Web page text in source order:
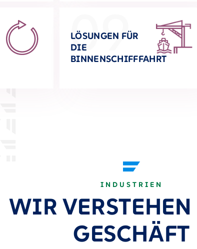
09
LÖSUNGEN FÜR
DIE
BINNENSCHIFFFAHRT
INDUSTRIEN
WIR
GESCHÄFT